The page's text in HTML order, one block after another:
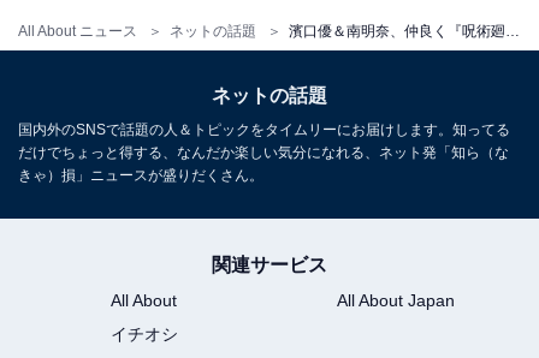
All About ニュース ネットの話題 濱口優＆南明奈、仲良く『呪術廻戦』デート！ 「いつ見ても素敵な夫婦」「メガネも髪型もそっくり」
ネットの話題
国内外のSNSで話題の人＆トピックをタイムリーにお届けします。知ってる
だけでちょっと得する、なんだか楽しい気分になれる、ネット発「知ら（な
きゃ）損」ニュースが盛りだくさん。
関連サービス
All About
All About Japan
イチオシ